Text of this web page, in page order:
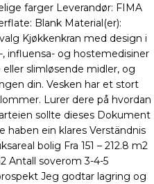
farger Leverandør: FIMA
Blank Material(er):
Kjøkkenkran med design i
influensa- og hostemedisiner
slimløsende midler, og
din. Vesken har et stort
Lurer dere på hvordan
sollte dieses Dokument
haben ein klares Verständnis
bolig Fra 151 – 212.8 m2
Antall soverom 3-4-5
Jeg godtar lagring og